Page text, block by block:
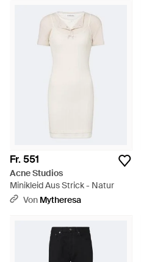
Fr. 551
Acne Studios
Minikleid Aus Strick - Natur
Von Mytheresa